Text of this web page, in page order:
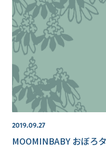
2019.09.27
MOOMINBABY おぼろ